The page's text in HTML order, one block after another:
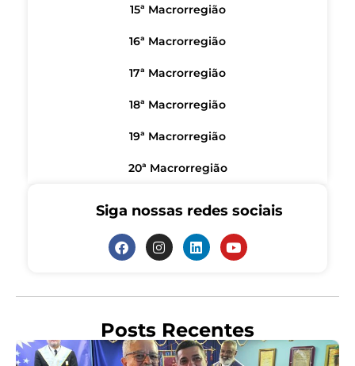
15ª Macrorregião
16ª Macrorregião
17ª Macrorregião
18ª Macrorregião
19ª Macrorregião
20ª Macrorregião
Siga nossas redes sociais
Posts Recentes